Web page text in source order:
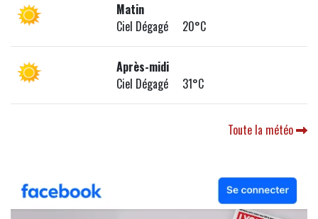
Matin
Ciel Dégagé 20°C
Après-midi
Ciel Dégagé 31°C
Toute la météo